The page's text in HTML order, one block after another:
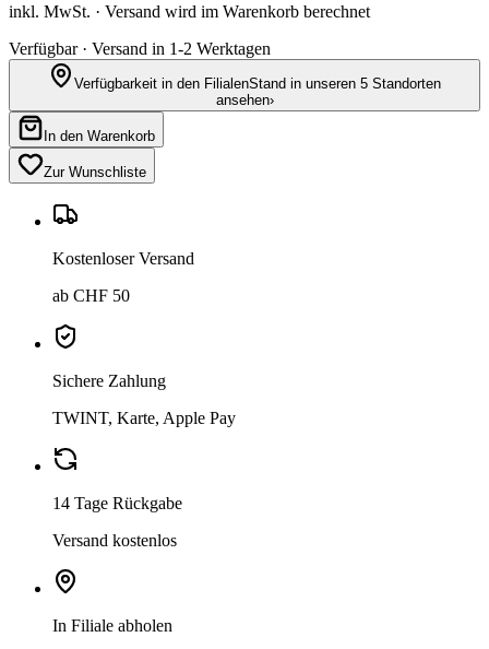
inkl. MwSt. · Versand wird im Warenkorb berechnet
Verfügbar · Versand in 1-2 Werktagen
Verfügbarkeit in den FilialenStand in unseren 5 Standorten
ansehen›
In den Warenkorb
Zur Wunschliste
Kostenloser Versand
ab CHF 50
Sichere Zahlung
TWINT, Karte, Apple Pay
14 Tage Rückgabe
Versand kostenlos
In Filiale abholen